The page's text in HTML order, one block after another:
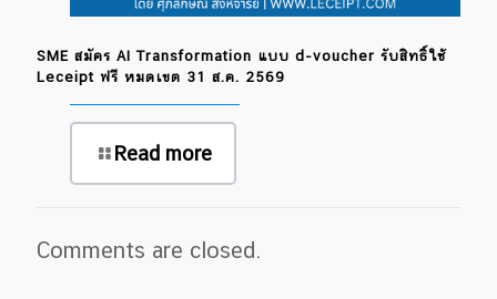
SME สมัคร AI Transformation แบบ d-voucher รับสิทธิ์ใช้
Leceipt ฟรี หมดเขต 31 ส.ค. 2569
Read more
Comments are closed.